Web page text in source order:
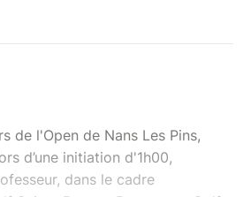
de l'Open de Nans Les Pins,
d’une initiation d'1h00,
dans le cadre